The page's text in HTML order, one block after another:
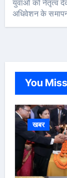
युवाओं को नेतृत्व
अधिवेशन के
You
खबर